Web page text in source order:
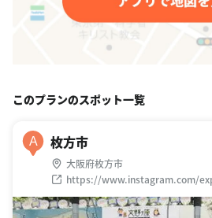
このプランのスポット一覧
A 枚方市
大阪府枚方市
https://www.instagram.com/